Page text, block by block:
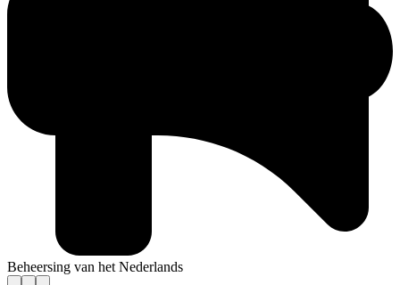
Beheersing van het Nederlands